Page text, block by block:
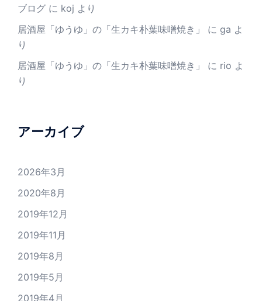
ブログ に koj より
居酒屋「ゆうゆ」の「生カキ朴葉味噌焼き」
に ga よ
り
居酒屋「ゆうゆ」の「生カキ朴葉味噌焼き」
に rio よ
り
アーカイブ
2026年3月
2020年8月
2019年12月
2019年11月
2019年8月
2019年5月
2019年4月